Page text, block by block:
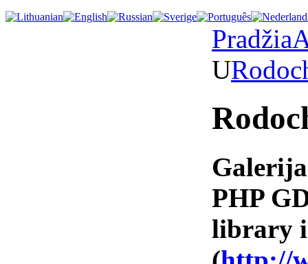
Pradžia
U
Galerija
PHP
library